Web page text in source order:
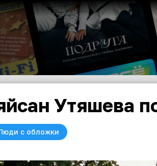
Утяшева
с обложки